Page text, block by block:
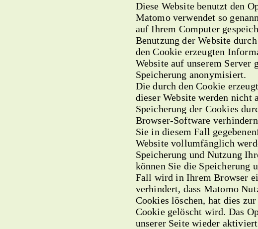
Diese Website benutzt den
Matomo verwendet so
auf Ihrem Computer
Benutzung der Website
den Cookie erzeugten
Website auf unserem
Speicherung anonymisiert.
Die durch den Cookie
dieser Website werden nicht
Speicherung der Cookies
Browser-Software
Sie in diesem Fall
Website vollumfänglich
Speicherung und Nutzung
können Sie die Speicherung
Fall wird in Ihrem Browser
verhindert, dass Matomo
Cookies löschen, hat dies
Cookie gelöscht wird. Das
unserer Seite wieder